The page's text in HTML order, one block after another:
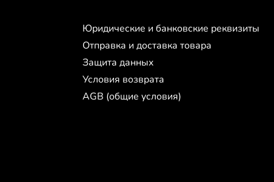
Юридические и банковские реквизиты
Отправка и доставка товара
Защита данных
Условия возврата
AGB (общие условия)